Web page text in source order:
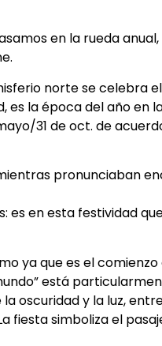
en la rueda anual,
norte se celebra el
la época del año en
31 de oct. de
pronunciaban
es en esta festividad
ya que es el
está
oscuridad y la luz,
fiesta simboliza el